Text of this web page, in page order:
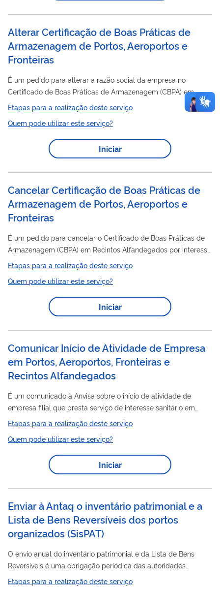
Alterar Certificação de Boas Práticas de
Armazenagem de Portos, Aeroportos e
Fronteiras
É um pedido para alterar a razão social da empresa no
Certificado de Boas Práticas de Armazenagem (CBPA) em
Recintos Alfandegados. O Certificado é um documento emitido
pela Anvisa atestando que o Recinto Alfandegado cumpre as
Boas Práticas de Armazenagem de medicamentos e insumos
farmacêuticos ou produtos para saúde dispostas na legislação
Etapas para a realização deste serviço
Quem pode utilizar este serviço?
Iniciar
Cancelar Certificação de Boas Práticas de
Armazenagem de Portos, Aeroportos e
Fronteiras
É um pedido para cancelar o Certificado de Boas Práticas de
Armazenagem (CBPA) em Recintos Alfandegados por interesse
da empresa. O Certificado é um documento emitido pela
Anvisa atestando que o Recinto Alfandegado cumpre as Boas
Práticas de Armazenagem de medicamentos e insumos
farmacêuticos ou produtos para saúde dispostas na legislação
Etapas para a realização deste serviço
Quem pode utilizar este serviço?
Iniciar
Comunicar Início de Atividade de Empresa
em Portos, Aeroportos, Fronteiras e
Recintos Alfandegados
É um comunicado à Anvisa sobre o início de atividade de
empresa filial que presta serviço de interesse sanitário em
Portos , Aeroportos, Fronteiras e Recintos Alfandegados. A
regularizada, ou seja, após ter seu cadastramento aprovado
pela Anvisa. Clique aqui para saber mais
Etapas para a realização deste serviço
Quem pode utilizar este serviço?
Iniciar
Enviar à Antaq o inventário patrimonial e a
Lista de Bens Reversíveis dos portos
organizados(SisPAT)
O envio anual do inventário patrimonial e da Lista de Bens
Reversíveis é uma obrigação periódica das autoridades
portuárias e dos arrendatários dosportos
Etapas para a realização deste serviço